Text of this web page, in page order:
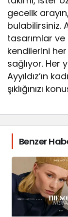
gecelik
bulabilirsiniz.
tasarımlar ve
kendilerini
sağlıyor. Her
Ayyıldız’ın
şıklığınızı
Benzer